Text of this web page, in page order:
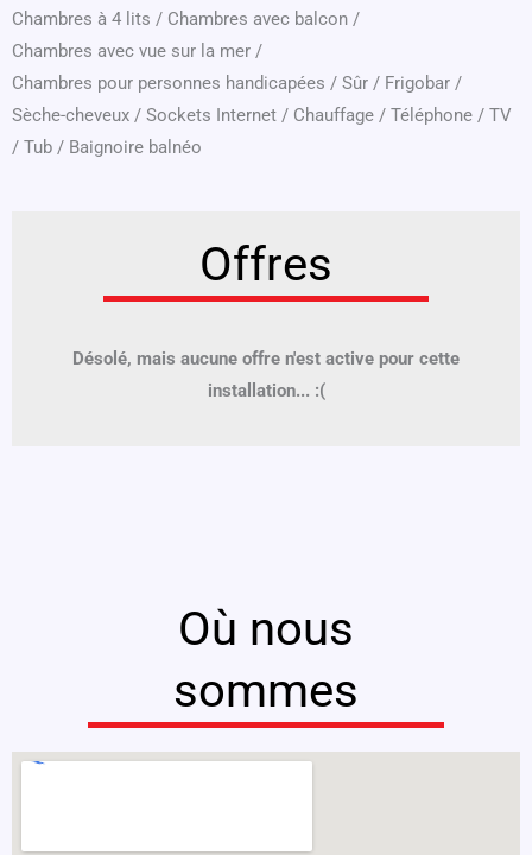
Chambres à 4 lits / Chambres avec balcon /
Chambres avec vue sur la mer /
Chambres pour personnes handicapées / Sûr / Frigobar /
Sèche-cheveux / Sockets Internet / Chauffage / Téléphone / TV
/ Tub / Baignoire balnéo
Offres
Désolé, mais aucune offre n'est active pour cette
installation... :(
Où nous
sommes